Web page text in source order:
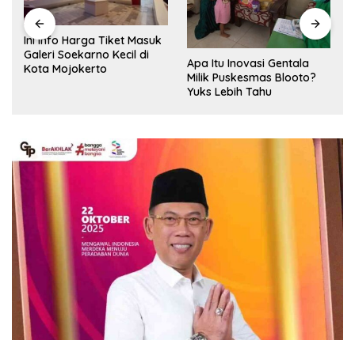
Ini Info Harga Tiket Masuk
Galeri Soekarno Kecil di
Kota Mojokerto
Apa Itu Inovasi Gentala
Milik Puskesmas Blooto?
Yuks Lebih Tahu